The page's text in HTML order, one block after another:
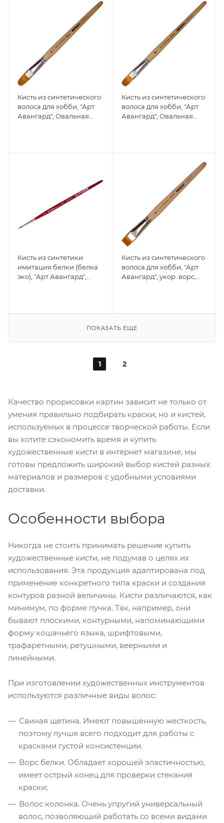
Кисть из синтетического
волоса для хобби, "Арт
Авангард", Овальная
Кисть из синтетического
волоса для хобби, "Арт
Авангард", Овальная
Кисть из синтетики
имитация белки (белка
эко), "Арт Авангард",
Кисть из синтетического
волоса для хобби, "Арт
Авангард", укор. ворс,
ПОКАЗАТЬ ЕЩЕ
1 2
Качество прорисовки картин зависит не только от
умения правильно подбирать краски, но и кистей,
используемых в процессе творческой работы. Если
вы хотите сэкономить время и купить
художественные кисти в интернет магазине, мы
готовы предложить широкий выбор кистей разных
материалов и размеров с удобными условиями
доставки.
Особенности выбора
Никогда не стоить принимать решение купить
художественные кисти, не подумав о целях их
использования. Эта продукция адаптирована под
применение конкретного типа краски и создания
контуров разной величины. Кисти различаются, как
минимум, по форме пучка. Так, например, они
бывают плоскими, контурными, напоминающими
форму кошачьего языка, шрифтовыми,
трафаретными, ретушными, веерными и
линейными.
При изготовлении художественных инструментов
используются различные виды волос:
Свиная щетина. Имеют повышенную жесткость,
поэтому лучше всего подходит для работы с
красками густой консистенции.
Ворс белки. Обладает хорошей эластичностью,
имеет острый конец для проверки стекания
краски;
Волос колонка. Очень упругий универсальный
волос, позволяющий работать со всеми видами